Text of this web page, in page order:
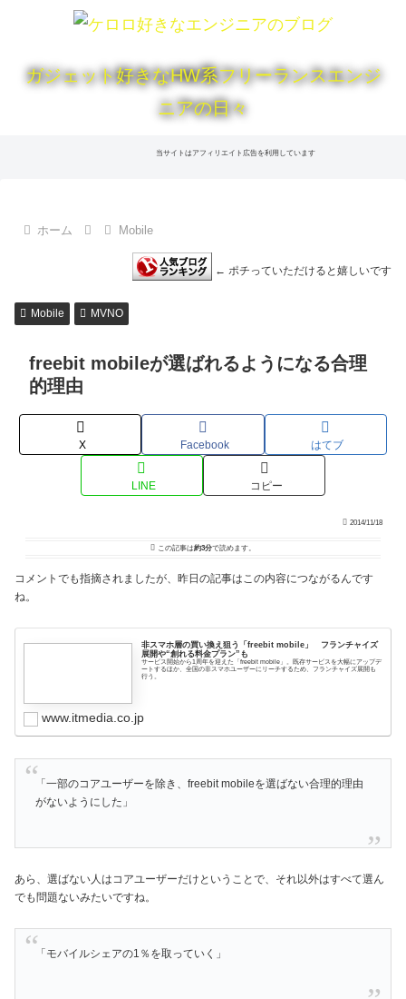
ガジェット好きなHW系フリーランスエンジ
ニアの日々
当サイトはアフィリエイト広告を利用しています
ホーム Mobile
← ポチっていただけると嬉しいです
Mobile MVNO
freebit mobileが選ばれるようになる合理
的理由
X Facebook はてブ
LINE コピー
2014/11/18
この記事は約3分で読めます。
コメントでも指摘されましたが、昨日の記事はこの内容につながるんです
ね。
非スマホ層の買い換え狙う「freebit mobile」 フランチャイズ
展開や“創れる料金プラン”も
サービス開始から1周年を迎えた「freebit mobile」。既存サービスを大幅にアップデ
ートするほか、全国の非スマホユーザーにリーチするため、フランチャイズ展開も
行う。
www.itmedia.co.jp
「一部のコアユーザーを除き、freebit mobileを選ばない合理的理由
がないようにした」
あら、選ばない人はコアユーザーだけということで、それ以外はすべて選ん
でも問題ないみたいですね。
「モバイルシェアの1％を取っていく」